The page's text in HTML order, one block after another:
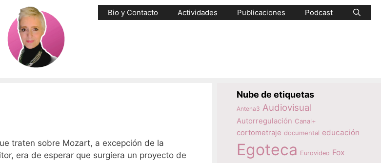
Bio y Contacto Actividades Publicaciones Podcast
traten sobre Mozart, a excepción de la
era de esperar que surgiera un proyecto de
Nube de etiquetas
Antena3 Audiovisual
Autorregulación Canal+
cortometraje documental educación
Egoteca Eurovideo Fox